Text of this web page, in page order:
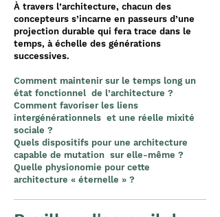
À travers l’architecture, chacun des
concepteurs s’incarne en passeurs d’une
projection durable qui fera trace dans le
temps, à échelle des générations
successives.
Comment maintenir sur le temps long un
état fonctionnel de l’architecture ?
Comment favoriser les liens
intergénérationnels et une réelle mixité
sociale ?
Quels dispositifs pour une architecture
capable de mutation sur elle-même ?
Quelle physionomie pour cette
architecture « éternelle » ?